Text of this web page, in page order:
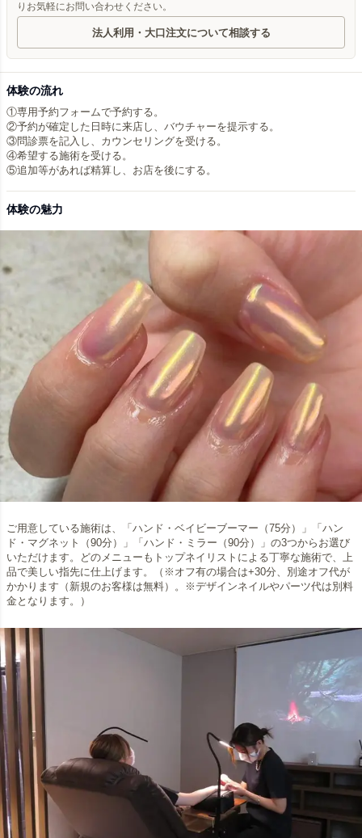
りお気軽にお問い合わせください。
法人利用・大口注文について相談する
体験の流れ
①専用予約フォームで予約する。
②予約が確定した日時に来店し、バウチャーを提示する。
③問診票を記入し、カウンセリングを受ける。
④希望する施術を受ける。
体験の魅力
ご用意している施術は、「ハンド・ベイビーブーマー（75分）」「ハン
ド・マグネット（90分）」「ハンド・ミラー（90分）」の3つからお選び
いただけます。どのメニューもトップネイリストによる丁寧な施術で、上
品で美しい指先に仕上げます。（※オフ有の場合は+30分、別途オフ代が
かかります（新規のお客様は無料）。※デザインネイルやパーツ代は別料
金となります。）